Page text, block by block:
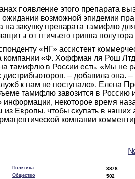
появление этого препарата
ожидании возможной эпидемии
на закупку препарата тамифлю
от птичьего гриппа
«НГ» ассистент
компании «Ф. Хоффман ля Рош
тамифлю в России есть. «Мы не
дистрибьюторов, – добавила она. –
к нам не поступало». Елена
тамифлю завозится в Россию
некоторое время
из Европы, чтобы скупать в
компании
№
Политика 3878
Общество 502